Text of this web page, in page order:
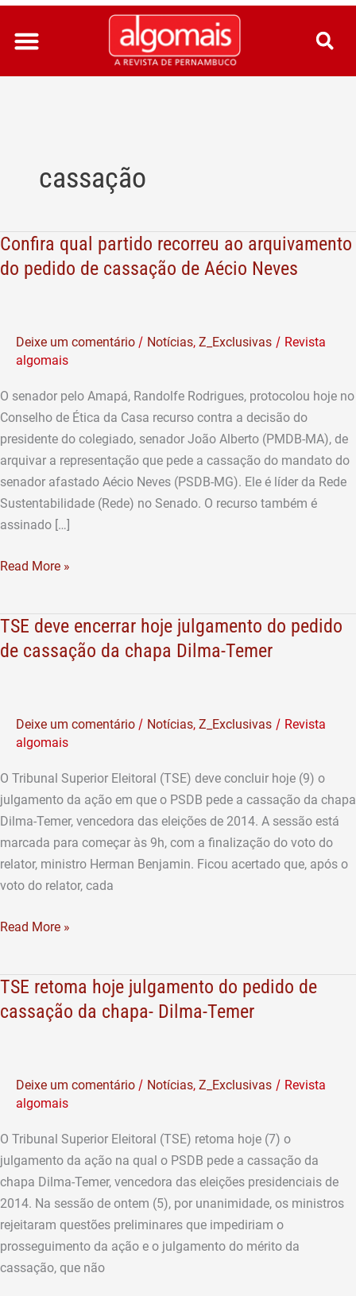
Ir
para
conteúdo
cassação
Confira qual partido recorreu ao arquivamento
do pedido de cassação de Aécio Neves
Deixe um comentário / Notícias, Z_Exclusivas / Revista
algomais
O senador pelo Amapá, Randolfe Rodrigues, protocolou hoje no
Conselho de Ética da Casa recurso contra a decisão do
presidente do colegiado, senador João Alberto (PMDB-MA), de
arquivar a representação que pede a cassação do mandato do
senador afastado Aécio Neves (PSDB-MG). Ele é líder da Rede
Sustentabilidade (Rede) no Senado. O recurso também é
assinado […]
Confira
qual
arquivamento
pedido
de
cassação
de
Aécio
Neves
Read More »
TSE deve encerrar hoje julgamento do pedido
de cassação da chapa Dilma-Temer
Deixe um comentário / Notícias, Z_Exclusivas / Revista
algomais
O Tribunal Superior Eleitoral (TSE) deve concluir hoje (9) o
julgamento da ação em que o PSDB pede a cassação da chapa
Dilma-Temer, vencedora das eleições de 2014. A sessão está
marcada para começar às 9h, com a finalização do voto do
relator, ministro Herman Benjamin. Ficou acertado que, após o
voto do relator, cada
TSE
deve
pedido
de
cassação
da
chapa
Dilma-
Temer
Read More »
TSE retoma hoje julgamento do pedido de
cassação da chapa- Dilma-Temer
Deixe um comentário / Notícias, Z_Exclusivas / Revista
algomais
O Tribunal Superior Eleitoral (TSE) retoma hoje (7) o
julgamento da ação na qual o PSDB pede a cassação da
chapa Dilma-Temer, vencedora das eleições presidenciais de
2014. Na sessão de ontem (5), por unanimidade, os ministros
rejeitaram questões preliminares que impediriam o
prosseguimento da ação e o julgamento do mérito da
cassação, que não
TSE
retoma
pedido
cassação
da
chapa-
Dilma-
Temer